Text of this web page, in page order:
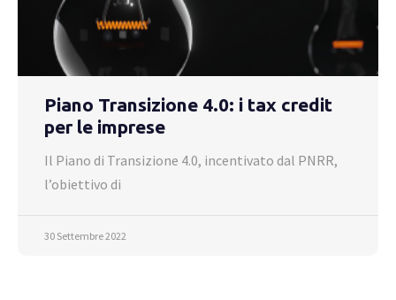
Piano Transizione 4.0: i tax credit
per le imprese
Il Piano di Transizione 4.0, incentivato dal PNRR,
l’obiettivo di
30 Settembre 2022